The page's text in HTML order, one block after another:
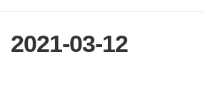
2021-03-12